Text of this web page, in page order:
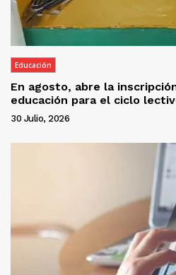
Educación
En agosto, abre la
educación para el ciclo
30 Julio, 2026